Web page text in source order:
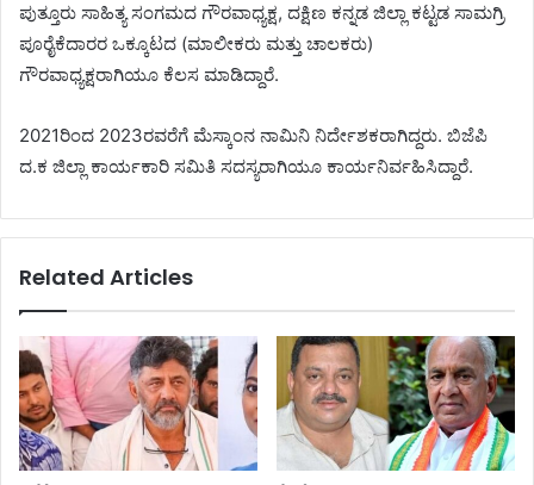
ಪುತ್ತೂರು ಸಾಹಿತ್ಯ ಸಂಗಮದ ಗೌರವಾಧ್ಯಕ್ಷ, ದಕ್ಷಿಣ ಕನ್ನಡ ಜಿಲ್ಲಾ ಕಟ್ಟಡ ಸಾಮಗ್ರಿ
ಪೂರೈಕೆದಾರರ ಒಕ್ಕೂಟದ (ಮಾಲೀಕರು ಮತ್ತು ಚಾಲಕರು)
ಗೌರವಾಧ್ಯಕ್ಷರಾಗಿಯೂ ಕೆಲಸ ಮಾಡಿದ್ದಾರೆ.
2021ರಿಂದ 2023ರವರೆಗೆ ಮೆಸ್ಕಾಂನ ನಾಮಿನಿ ನಿರ್ದೇಶಕರಾಗಿದ್ದರು. ಬಿಜೆಪಿ
ದ.ಕ ಜಿಲ್ಲಾ ಕಾರ್ಯಕಾರಿ ಸಮಿತಿ ಸದಸ್ಯರಾಗಿಯೂ ಕಾರ್ಯನಿರ್ವಹಿಸಿದ್ದಾರೆ.
Related Articles